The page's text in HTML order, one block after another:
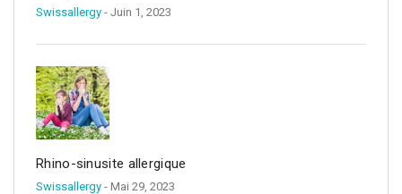
Swissallergy - Juin 1, 2023
Rhino-sinusite allergique
Swissallergy - Mai 29, 2023